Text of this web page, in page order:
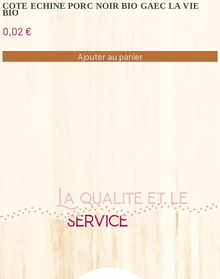
COTE ECHINE PORC NOIR BIO GAEC LA VIE
BIO
0,02 €
Ajouter au panier
La qualité et le
service